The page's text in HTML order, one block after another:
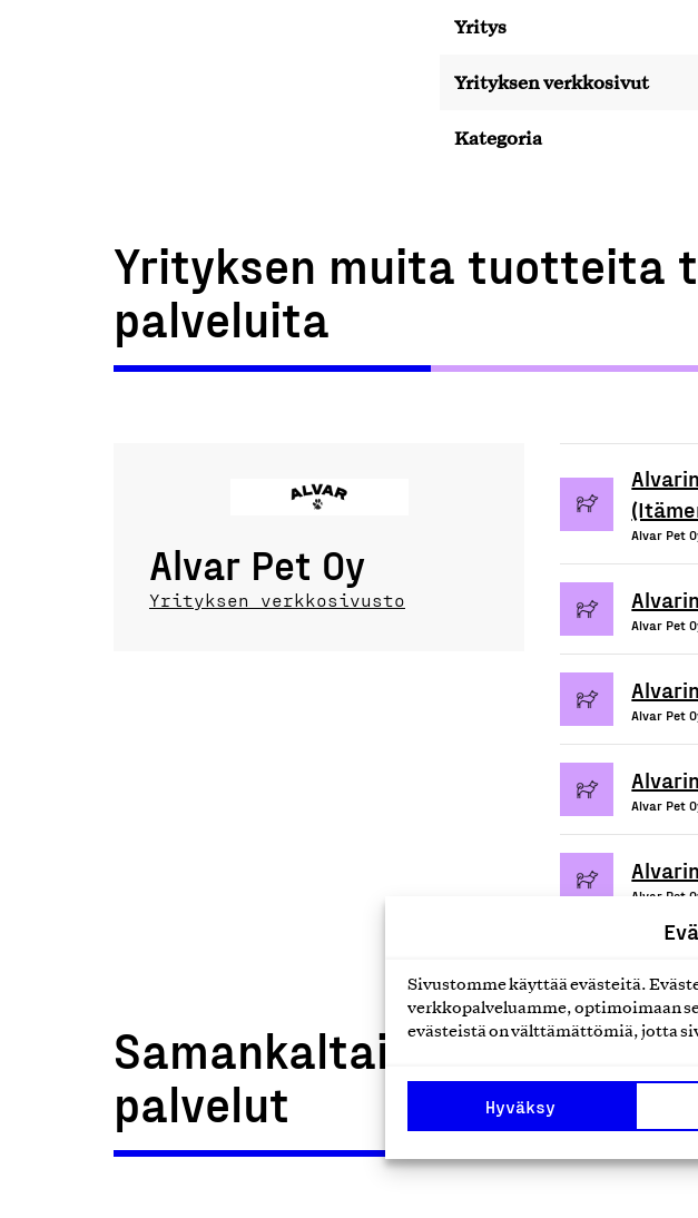
Sivustomme käyttää evästeitä.
verkkopalveluamme, optimoimaan
evästeistä on välttämättömiä, jotta
Hyväksy
Yritys
Yrityksen verkkosivut
Kategoria
Yrityksen muita tuotteita
palveluita
Alvar Pet Oy
Yrityksen verkkosivusto
Alvar Pet
Alvar Pet
Alvar Pet
Alvar Pet
Alvar Pet
Samankaltaiset tuotteet
palvelut